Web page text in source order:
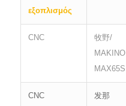
εξοπλισμός
CNC
牧野/
MAKINO
MAX65S
CNC
发那